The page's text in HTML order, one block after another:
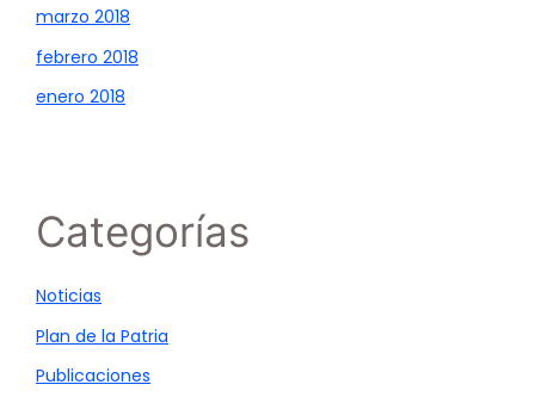
marzo 2018
febrero 2018
enero 2018
Categorías
Noticias
Plan de la Patria
Publicaciones